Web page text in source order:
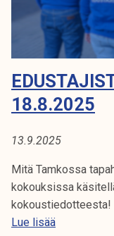
E
o
k
o
u
s
t
i
e
o
t
e
1
18.8.2025
13.9.2025
Mitä Tamkossa
kokouksissa
kokoustiedotteesta!
Lue lisääE